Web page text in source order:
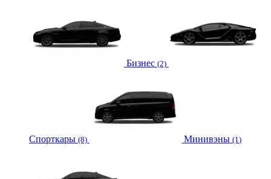
Бизнес (2)
Спорткары (8) Минивэны (1)